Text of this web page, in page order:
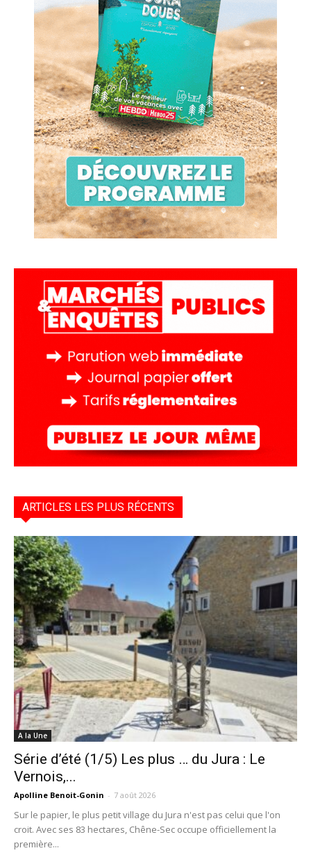
ARTICLES LES PLUS RÉCENTS
A la Une
Série d’été (1/5) Les plus … du Jura : Le
Vernois,...
Apolline Benoit-Gonin - 7 août 2026
Sur le papier, le plus petit village du Jura n'est pas celui que l'on
croit. Avec ses 83 hectares, Chêne-Sec occupe officiellement la
première...